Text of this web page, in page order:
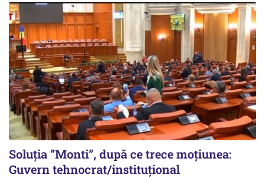
Soluția ”Monti”, după ce trece moțiunea:
Guvern tehnocrat/instituțional